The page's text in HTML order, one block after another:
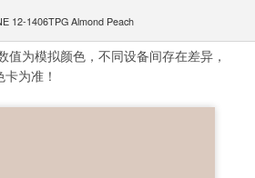
12-1406TPG Almond Peach
值为模拟颜色，不同设备间存在差异，
为准！